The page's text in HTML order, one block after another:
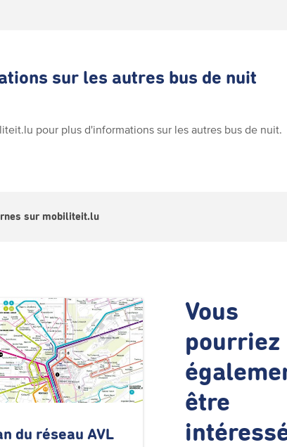
sur les autres bus de nuit
pour plus d'informations sur les autres bus de nuit.
sur mobiliteit.lu
Vous
pourriez
être
du réseau AVL